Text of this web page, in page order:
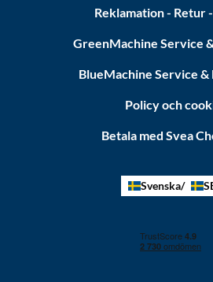
Reklamation - Retur
GreenMachine Service
BlueMachine Service &
Policy och
Betala med Svea
Svenska